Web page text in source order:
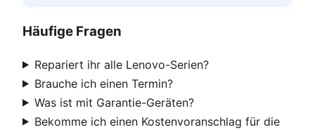
Häufige Fragen
Repariert ihr alle Lenovo-Serien?
Brauche ich einen Termin?
Was ist mit Garantie-Geräten?
Bekomme ich einen Kostenvoranschlag für die